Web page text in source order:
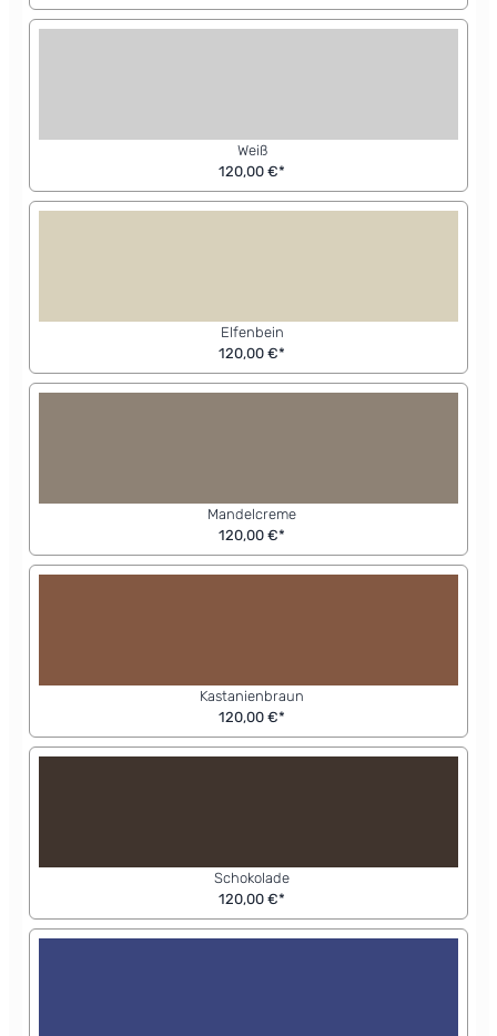
Weiß
120,00 €*
Elfenbein
120,00 €*
Mandelcreme
120,00 €*
Kastanienbraun
120,00 €*
Schokolade
120,00 €*